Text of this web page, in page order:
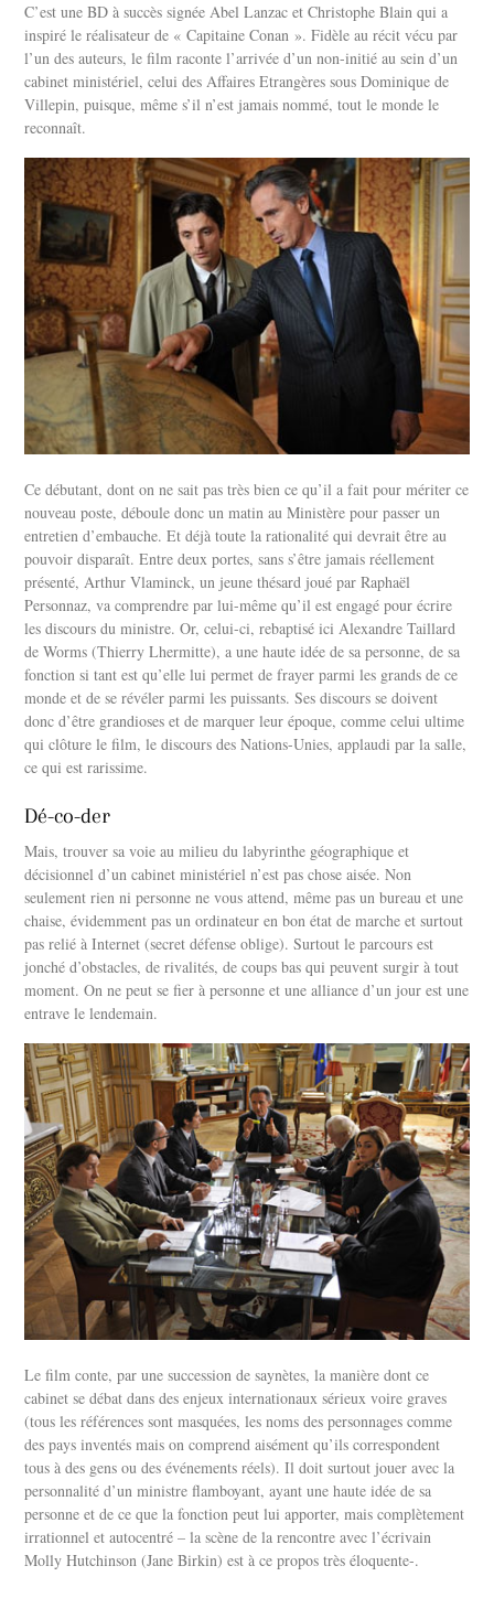
C’est une BD à succès signée Abel Lanzac et Christophe Blain qui a
inspiré le réalisateur de « Capitaine Conan ». Fidèle au récit vécu par
l’un des auteurs, le film raconte l’arrivée d’un non-initié au sein d’un
cabinet ministériel, celui des Affaires Etrangères sous Dominique de
Villepin, puisque, même s’il n’est jamais nommé, tout le monde le
reconnaît.
Ce débutant, dont on ne sait pas très bien ce qu’il a fait pour mériter ce
nouveau poste, déboule donc un matin au Ministère pour passer un
entretien d’embauche. Et déjà toute la rationalité qui devrait être au
pouvoir disparaît. Entre deux portes, sans s’être jamais réellement
présenté, Arthur Vlaminck, un jeune thésard joué par Raphaël
Personnaz, va comprendre par lui-même qu’il est engagé pour écrire
les discours du ministre. Or, celui-ci, rebaptisé ici Alexandre Taillard
de Worms (Thierry Lhermitte), a une haute idée de sa personne, de sa
fonction si tant est qu’elle lui permet de frayer parmi les grands de ce
monde et de se révéler parmi les puissants. Ses discours se doivent
donc d’être grandioses et de marquer leur époque, comme celui ultime
qui clôture le film, le discours des Nations-Unies, applaudi par la salle,
ce qui est rarissime.
Dé-co-der
Mais, trouver sa voie au milieu du labyrinthe géographique et
décisionnel d’un cabinet ministériel n’est pas chose aisée. Non
seulement rien ni personne ne vous attend, même pas un bureau et une
chaise, évidemment pas un ordinateur en bon état de marche et surtout
pas relié à Internet (secret défense oblige). Surtout le parcours est
jonché d’obstacles, de rivalités, de coups bas qui peuvent surgir à tout
moment. On ne peut se fier à personne et une alliance d’un jour est une
entrave le lendemain.
Le film conte, par une succession de saynètes, la manière dont ce
cabinet se débat dans des enjeux internationaux sérieux voire graves
(tous les références sont masquées, les noms des personnages comme
des pays inventés mais on comprend aisément qu’ils correspondent
tous à des gens ou des événements réels). Il doit surtout jouer avec la
personnalité d’un ministre flamboyant, ayant une haute idée de sa
personne et de ce que la fonction peut lui apporter, mais complètement
irrationnel et autocentré – la scène de la rencontre avec l’écrivain
Molly Hutchinson (Jane Birkin) est à ce propos très éloquente-.